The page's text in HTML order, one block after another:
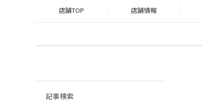
店舗TOP 店舗情報
記事検索